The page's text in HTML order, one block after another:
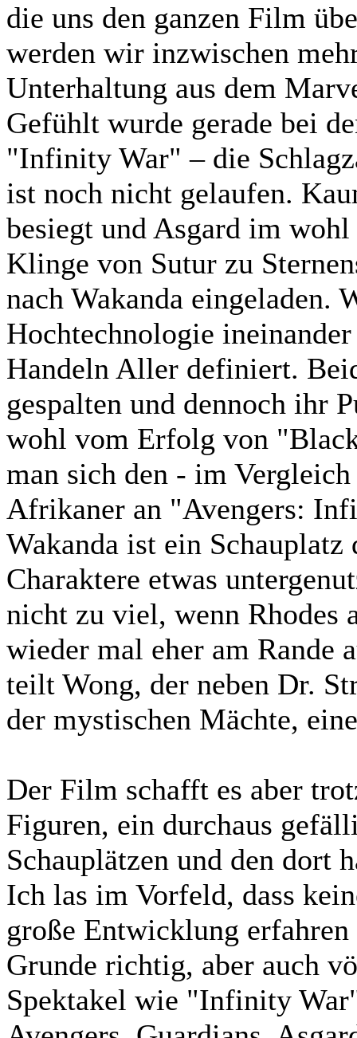
die uns den ganzen Film
werden wir inzwischen
Unterhaltung aus dem
Gefühlt wurde gerade bei
"Infinity War" – die
ist noch nicht gelaufen.
besiegt und Asgard im
Klinge von Sutur zu
nach Wakanda eingeladen.
Hochtechnologie
Handeln Aller definiert.
gespalten und dennoch ihr
wohl vom Erfolg von
man sich den - im
Afrikaner an "Avengers:
Wakanda ist ein
Charaktere etwas
nicht zu viel, wenn Rhodes
wieder mal eher am Rande
teilt Wong, der neben Dr.
der mystischen Mächte,
Der Film schafft es aber
Figuren, ein durchaus
Schauplätzen und den dort
Ich las im Vorfeld, dass
große Entwicklung
Grunde richtig, aber auch
Spektakel wie "Infinity